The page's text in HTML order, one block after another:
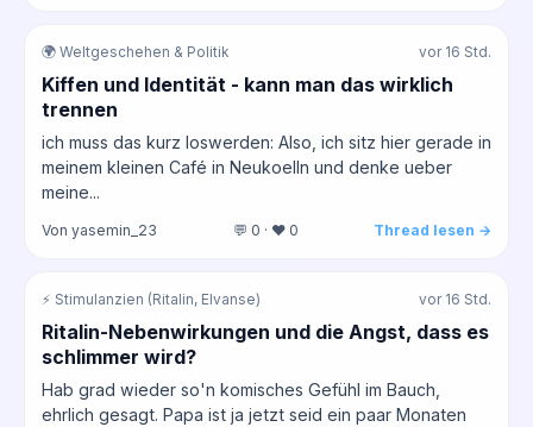
🌍 Weltgeschehen & Politik vor 16 Std.
Kiffen und Identität - kann man das wirklich
trennen
ich muss das kurz loswerden: Also, ich sitz hier gerade in
meinem kleinen Café in Neukoelln und denke ueber
meine...
Von yasemin_23 💬 0 · ❤️ 0 Thread lesen →
⚡ Stimulanzien (Ritalin, Elvanse) vor 16 Std.
Ritalin-Nebenwirkungen und die Angst, dass es
schlimmer wird?
Hab grad wieder so'n komisches Gefühl im Bauch,
ehrlich gesagt. Papa ist ja jetzt seid ein paar Monaten